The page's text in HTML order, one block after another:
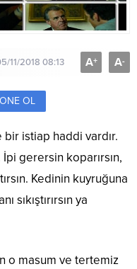
11/2018 08:13 A+ A-
OL
istiap haddi vardır.
İpi gerersin koparırsın,
Kedinin kuyruğuna
sıkıştırırsın ya
o masum ve tertemiz